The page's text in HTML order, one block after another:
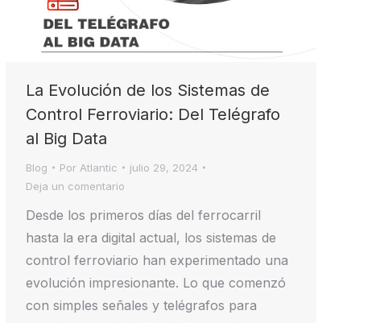
La Evolución de los Sistemas de
Control Ferroviario: Del Telégrafo
al Big Data
Blog Por Atlantic
julio 29, 2024
Deja un comentario
Desde los primeros días del ferrocarril
hasta la era digital actual, los sistemas de
control ferroviario han experimentado una
evolución impresionante. Lo que comenzó
con simples señales y telégrafos para